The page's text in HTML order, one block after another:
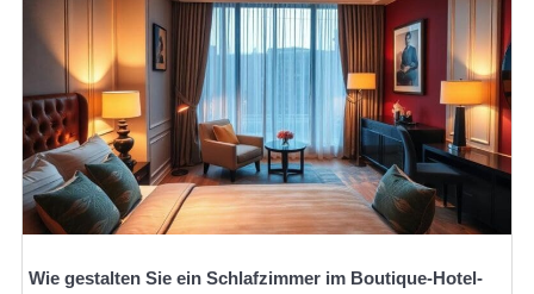
Wie gestalten Sie ein Schlafzimmer im Boutique-Hotel-